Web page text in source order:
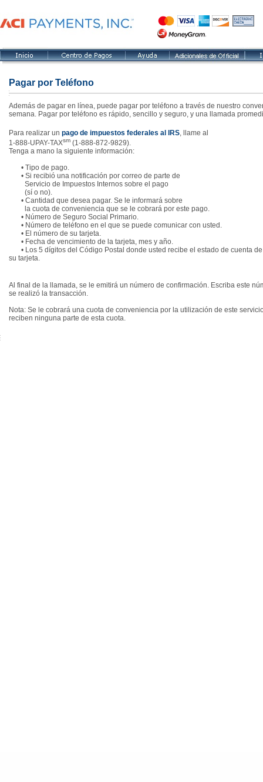
Pagar por Teléfono
Además de pagar en línea, puede pagar por teléfono a través de nuestro
semana. Pagar por teléfono es rápido, sencillo y seguro, y una llamada
Para realizar un pago de impuestos federales al IRS, llame al
1-888-UPAY-TAXsm (1-888-872-9829).
Tenga a mano la siguiente información:
• Tipo de pago.
• Si recibió una notificación por correo de parte de
Servicio de Impuestos Internos sobre el pago
(sí o no).
• Cantidad que desea pagar. Se le informará sobre
la cuota de conveniencia que se le cobrará por este pago.
• Número de Seguro Social Primario.
• Número de teléfono en el que se puede comunicar con usted.
• El número de su tarjeta.
• Fecha de vencimiento de la tarjeta, mes y año.
• Los 5 dígitos del Código Postal donde usted recibe el estado de cuenta de
su tarjeta.
Al final de la llamada, se le emitirá un número de confirmación. Escriba este
se realizó la transacción.
Nota: Se le cobrará una cuota de conveniencia por la utilización de este
reciben ninguna parte de esta cuota.